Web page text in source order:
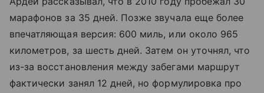
марафонов за 35 дней. Позже звучала еще более
впечатляющая версия: 600 миль, или около 965
километров, за шесть дней. Затем он уточнял, что
из-за восстановления между забегами маршрут
фактически занял 12 дней, но формулировка про